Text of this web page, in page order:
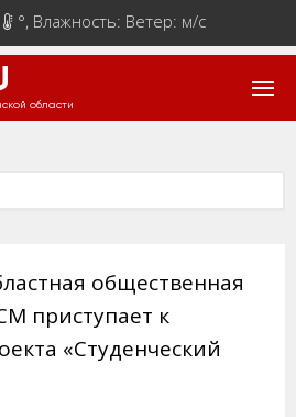
°, Влажность: Ветер: м/с
области
общественная
приступает к
«Студенческий